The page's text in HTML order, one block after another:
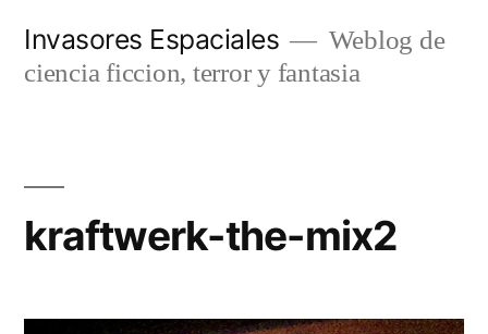
Invasores Espaciales
Weblog de
ciencia ficcion, terror y fantasia
kraftwerk-the-mix2